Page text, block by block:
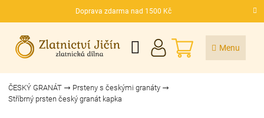
Doprava zdarma nad 1500 Kč
CZK
NÁKUPNÍ
KOŠÍK
ČESKÝ GRANÁT
Prsteny s českými granáty
Stříbrný prsten český granát kapka